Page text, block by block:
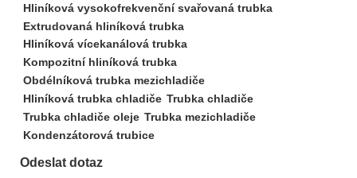
Hliníková vysokofrekvenční svařovaná trubka
Extrudovaná hliníková trubka
Hliníková vícekanálová trubka
Kompozitní hliníková trubka
Obdélníková trubka mezichladiče
Hliníková trubka chladiče Trubka chladiče
Trubka chladiče oleje Trubka mezichladiče
Kondenzátorová trubice
Odeslat dotaz